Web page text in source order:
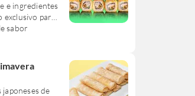
para
sabor
fio de tarê.
de